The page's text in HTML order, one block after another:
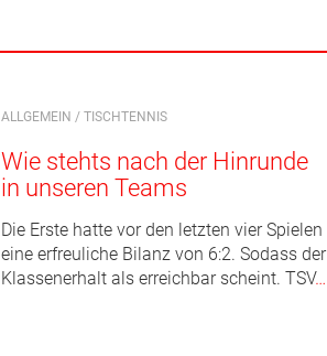
ALLGEMEIN / TISCHTENNIS
Wie stehts nach der Hinrunde
in unseren Teams
Die Erste hatte vor den letzten vier Spielen
eine erfreuliche Bilanz von 6:2. Sodass der
Klassenerhalt als erreichbar scheint. TSV…